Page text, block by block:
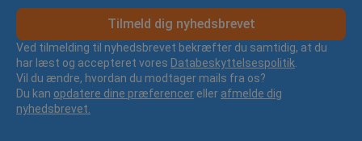
Tilmeld dig nyhedsbrevet
Ved tilmelding til nyhedsbrevet bekræfter du samtidig, at du
har læst og accepteret vores Databeskyttelsespolitik
Vil du ændre, hvordan du modtager mails fra os?
Du kan opdatere dine præferencer eller afmelde dig
nyhedsbrevet.